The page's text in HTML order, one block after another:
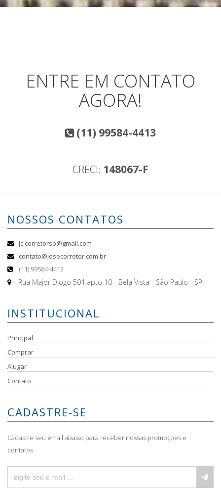
ENTRE EM CONTATO
AGORA!
(11) 99584-4413
CRECI: 148067-F
NOSSOS CONTATOS
jc.corretorsp@gmail.com
contato@josecorretor.com.br
(11) 99584-4413
Rua Major Diogo 504 apto 10 - Bela Vista - São Paulo - SP
INSTITUCIONAL
Principal
Comprar
Alugar
Contato
CADASTRE-SE
Cadastre seu email abaixo para receber nossas promoções e
contatos.